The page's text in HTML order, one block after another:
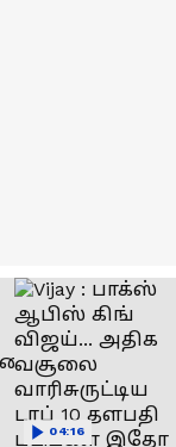
04:16